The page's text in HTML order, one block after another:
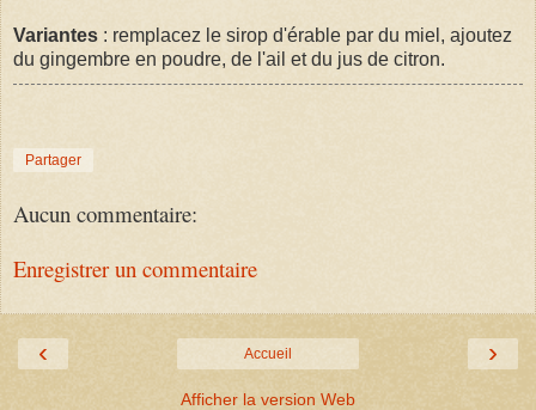
Variantes : remplacez le sirop d'érable par du miel, ajoutez
du gingembre en poudre, de l'ail et du jus de citron.
Partager
Aucun commentaire:
Enregistrer un commentaire
‹ ›
Accueil
Afficher la version Web